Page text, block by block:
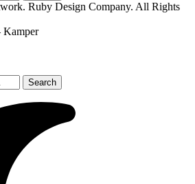
Ruby Design Company. All Rights
Kamper